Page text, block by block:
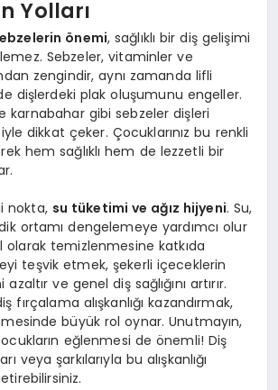
Yolları
önemi, sağlıklı bir diş gelişimi
Sebzeler, vitaminler ve
zengindir, aynı zamanda lifli
dişlerdeki plak oluşumunu engeller.
karnabahar gibi sebzeler dişleri
dikkat çeker. Çocuklarınız bu renkli
hem sağlıklı hem de lezzetli bir
nokta, su tüketimi ve ağız hijyeni. Su,
ortamı dengelemeye yardımcı olur
olarak temizlenmesine katkıda
teşvik etmek, şekerli içeceklerin
ve genel diş sağlığını artırır.
fırçalama alışkanlığı kazandırmak,
büyük rol oynar. Unutmayın,
eğlenmesi de önemli! Diş
veya şarkılarıyla bu alışkanlığı